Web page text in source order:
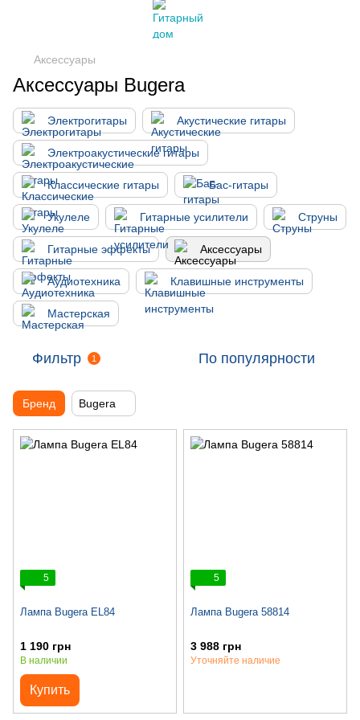
Аксессуары
Аксессуары Bugera
Электрогитары Акустические гитары
Электроакустические гитары
Классические гитары Бас-гитары
Укулеле Гитарные усилители Струны
Гитарные эффекты Аксессуары
Аудиотехника Клавишные инструменты
Мастерская
Фильтр 1 По популярности
Бренд Bugera
5
Лампа Bugera EL84
1 190 грн
В наличии
Купить
5
Лампа Bugera 58814
3 988 грн
Уточняйте наличие